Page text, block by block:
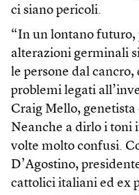
ci siano pericoli.
“In un lontano futuro,
alterazioni germinali
le persone dal
problemi legati
Craig Mello, genetista
Neanche a dirlo i toni
volte molto confusi.
D’Agostino,
cattolici italiani ed ex